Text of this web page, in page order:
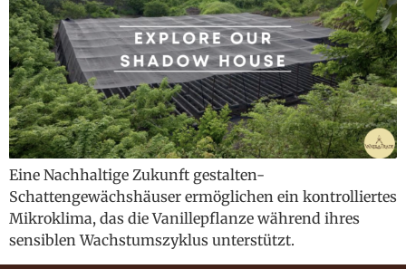
Eine Nachhaltige Zukunft gestalten-
Schattengewächshäuser ermöglichen ein kontrolliertes
Mikroklima, das die Vanillepflanze während ihres
sensiblen Wachstumszyklus unterstützt.